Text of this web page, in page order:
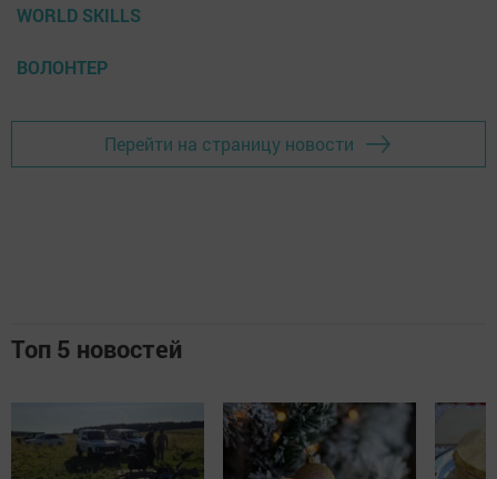
WORLD SKILLS
ВОЛОНТЕР
Перейти на страницу новости
Топ 5 новостей